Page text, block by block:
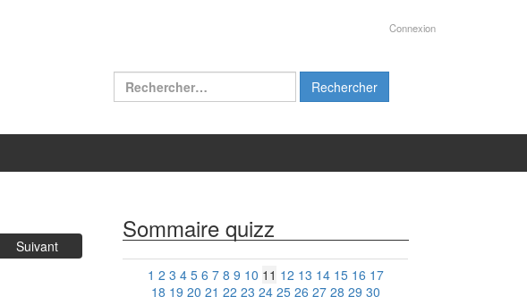
Connexion
Rechercher :
Suivant
Sommaire quizz
1 2 3 4 5 6 7 8 9 10 11 12 13 14 15 16 17
18 19 20 21 22 23 24 25 26 27 28 29 30